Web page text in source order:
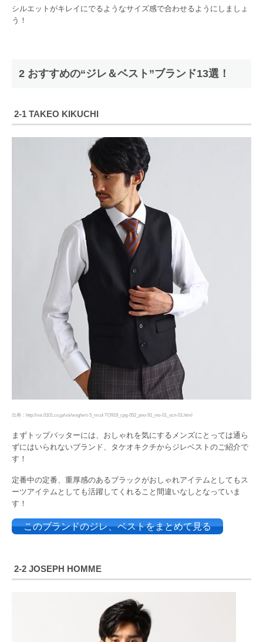
シルエットがキレイにでるようなサイズ感で合わせるようにしましょ
う！
2 おすすめの“ジレ＆ベスト”ブランド13選！
2-1 TAKEO KIKUCHI
出典：http://voi.0101.co.jp/voi/wsg/wrt-5_mcd-TO919_cpg-052_pno-91_ino-01_ocn-01.html
まずトップバッターには、おしゃれを気にするメンズにとっては通ら
ずにはいられないブランド、タケオキクチからジレベストのご紹介で
す！
定番中の定番、重厚感のあるブラックがおしゃれアイテムとしてもス
ーツアイテムとしても活躍してくれること間違いなしとなっていま
す！
このブランドのジレ、ベストをまとめて見る
2-2 JOSEPH HOMME